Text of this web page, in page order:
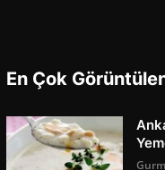
En Çok